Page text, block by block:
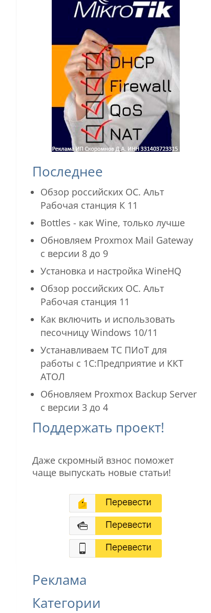
Последнее
Обзор российских ОС. Альт
Рабочая станция К 11
Bottles - как Wine, только лучше
Обновляем Proxmox Mail Gateway
с версии 8 до 9
Установка и настройка WineHQ
Обзор российских ОС. Альт
Рабочая станция 11
Как включить и использовать
песочницу Windows 10/11
Устанавливаем ТС ПИоТ для
работы с 1С:Предприятие и ККТ
АТОЛ
Обновляем Proxmox Backup Server
с версии 3 до 4
Поддержать проект!
Даже скромный взнос поможет
чаще выпускать новые статьи!
Реклама
Категории